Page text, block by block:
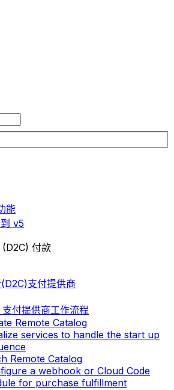
能
v5
付款
支付提供商
付提供商工作流程
Remote Catalog
services to handle the start up
Remote Catalog
a webhook or Cloud Code
for purchase fulfillment